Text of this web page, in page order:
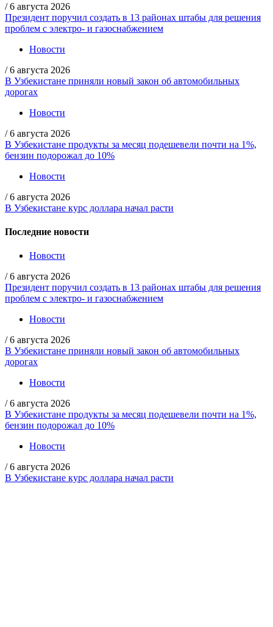
/ 6 августа 2026
Президент поручил создать в 13 районах штабы для решения
проблем с электро- и газоснабжением
Новости
/ 6 августа 2026
В Узбекистане приняли новый закон об автомобильных
дорогах
Новости
/ 6 августа 2026
В Узбекистане продукты за месяц подешевели почти на 1%,
бензин подорожал до 10%
Новости
/ 6 августа 2026
В Узбекистане курс доллара начал расти
Последние новости
Новости
/ 6 августа 2026
Президент поручил создать в 13 районах штабы для решения
проблем с электро- и газоснабжением
Новости
/ 6 августа 2026
В Узбекистане приняли новый закон об автомобильных
дорогах
Новости
/ 6 августа 2026
В Узбекистане продукты за месяц подешевели почти на 1%,
бензин подорожал до 10%
Новости
/ 6 августа 2026
В Узбекистане курс доллара начал расти